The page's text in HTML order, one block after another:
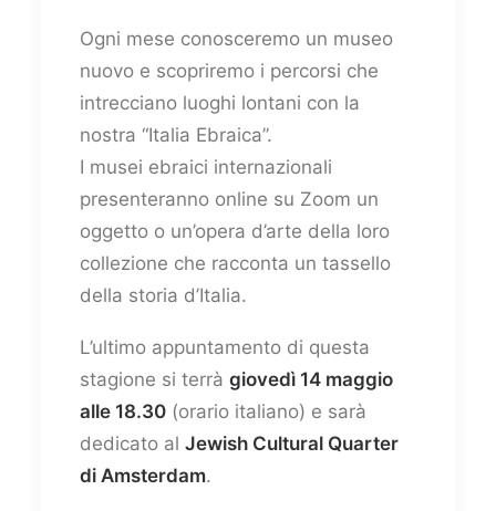
Ogni mese conosceremo un museo
nuovo e scopriremo i percorsi che
intrecciano luoghi lontani con la
nostra “Italia Ebraica”.
I musei ebraici internazionali
presenteranno online su Zoom un
oggetto o un’opera d’arte della loro
collezione che racconta un tassello
della storia d’Italia.
L’ultimo appuntamento di questa
stagione si terrà giovedì 14 maggio
alle 18.30 (orario italiano) e sarà
dedicato al Jewish Cultural Quarter
di Amsterdam.